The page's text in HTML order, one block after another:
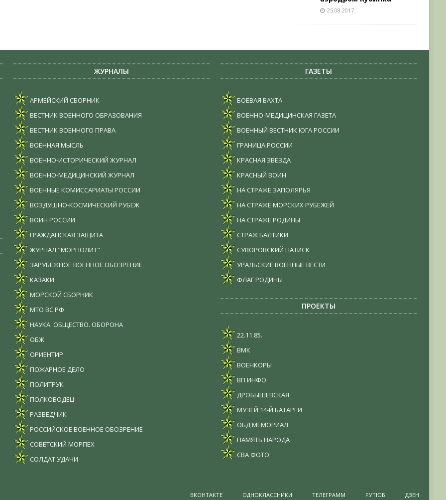
25.08.2017
ЖУРНАЛЫ
АРМЕЙСКИЙ СБОРНИК
ВЕСТНИК ВОЕННОГО ОБРАЗОВАНИЯ
ВЕСТНИК ВОЕННОГО ПРАВА
ВОЕННАЯ МЫСЛЬ
ВОЕННО-ИСТОРИЧЕСКИЙ ЖУРНАЛ
ВОЕННО-МЕДИЦИНСКИЙ ЖУРНАЛ
ВОЕННЫЕ КОМИССАРИАТЫ РОССИИ
ВОЗДУШНО-КОСМИЧЕСКИЙ РУБЕЖ
ВОИН РОССИИ
ГРАЖДАНСКАЯ ЗАЩИТА
ЖУРНАЛ "МОРПОЛИТ"
ЗАРУБЕЖНОЕ ВОЕННОЕ ОБОЗРЕНИЕ
КАЗАКИ
МОРСКОЙ СБОРНИК
МТО ВС РФ
НАУКА. ОБЩЕСТВО. ОБОРОНА
ОБЖ
ОРИЕНТИР
ПОЖАРНОЕ ДЕЛО
ПОЛИТРУК
ПОЛКОВОДЕЦ
РАЗВЕДЧИК
РОССИЙСКОЕ ВОЕННОЕ ОБОЗРЕНИЕ
СОВЕТСКИЙ МОРПЕХ
СОЛДАТ УДАЧИ
ГАЗЕТЫ
БОЕВАЯ ВАХТА
ВОЕННО-МЕДИЦИНСКАЯ ГАЗЕТА
ВОЕННЫЙ ВЕСТНИК ЮГА РОССИИ
ГРАНИЦА РОССИИ
КРАСНАЯ ЗВЕЗДА
КРАСНЫЙ ВОИН
НА СТРАЖЕ ЗАПОЛЯРЬЯ
НА СТРАЖЕ МОРСКИХ РУБЕЖЕЙ
НА СТРАЖЕ РОДИНЫ
СТРАЖ БАЛТИКИ
СУВОРОВСКИЙ НАТИСК
УРАЛЬСКИЕ ВОЕННЫЕ ВЕСТИ
ФЛАГ РОДИНЫ
ПРОЕКТЫ
22.11.85.
ВМК
ВОЕНКОРЫ
ВП ИНФО
ДРОБЫШЕВСКАЯ
МУЗЕЙ 14-Й БАТАРЕИ
ОБД МЕМОРИАЛ
ПАМЯТЬ НАРОДА
СВА ФОТО
ВКОНТАКТЕ ОДНОКЛАССНИКИ ТЕЛЕГРАММ РУТЮБ ДЗЕН